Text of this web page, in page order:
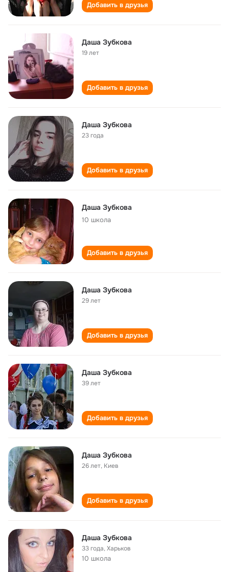
Добавить в друзья
Даша Зубкова
19 лет
Добавить в друзья
Даша Зубкова
23 года
Добавить в друзья
Даша Зубкова
10 школа
Добавить в друзья
Даша Зубкова
29 лет
Добавить в друзья
Даша Зубкова
39 лет
Добавить в друзья
Даша Зубкова
26 лет, Киев
Добавить в друзья
Даша Зубкова
33 года,Харьков
10 школа